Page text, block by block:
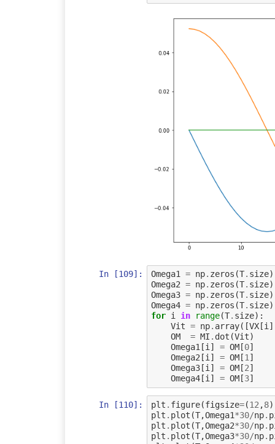
In [109]: Omega1 = np. zeros (T. size)
Omega2 = np. zeros (T. size)
Omega3 = np. zeros (T. size)
Omega4 = np. zeros (T. size)
for i in range(T. size):
Vit = np. array([VX[i
OM
= MI . dot (Vit)
Omega1[i] = OM[0]
Omega2[i] = OM[1]
Omega3[i] = OM[2]
Omega4[i] = OM[3]
In [110]: plt . figure(figsize=(12 ,8
plt . plot (T,Omega1*30/np.
plt . plot (T,Omega2*30/np.
plt . plot (T,Omega3*30/np.